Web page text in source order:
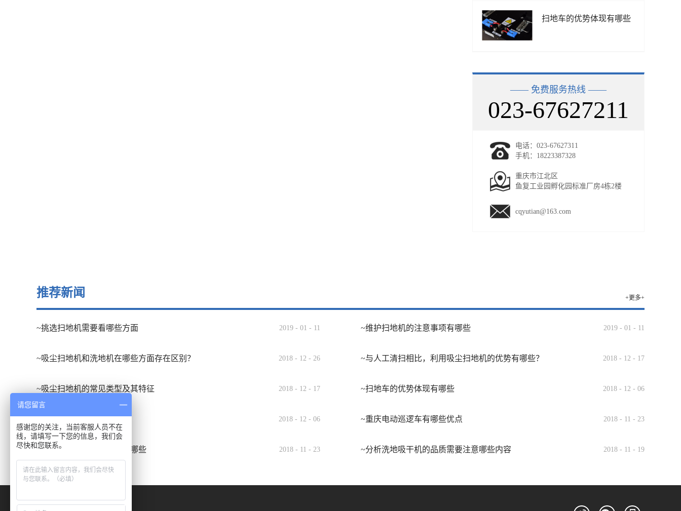
扫地车的优势体现有哪些
—— 免费服务热线 ——
023-67627211
电话：023-67627311
手机：18223387328
重庆市江北区
鱼复工业园孵化园标准厂房4栋2楼
cqyutian@163.com
推荐新闻 +更多+
~挑选扫地机需要看哪些方面 2019 - 01 - 11 ~维护扫地机的注意事项有哪些 2019 - 01 - 11
~吸尘扫地机和洗地机在哪些方面存在区别？ 2018 - 12 - 26 ~与人工清扫相比，利用吸尘扫地机的优势有哪些？ 2018 - 12 - 17
~吸尘扫地机的常见类型及其特征 2018 - 12 - 17 ~扫地车的优势体现有哪些 2018 - 12 - 06
~扫地车的应用场合有哪些 2018 - 12 - 06 ~重庆电动巡逻车有哪些优点 2018 - 11 - 23
~洗地吸干机的发展趋势有哪些 2018 - 11 - 23 ~分析洗地吸干机的品质需要注意哪些内容 2018 - 11 - 19
请您留言
感谢您的关注，当前客服人员不在
线，请填写一下您的信息，我们会
尽快和您联系。